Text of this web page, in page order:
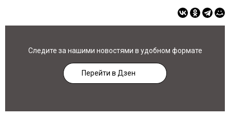
Следите за нашими новостями в удобном формате
Перейти в Дзен